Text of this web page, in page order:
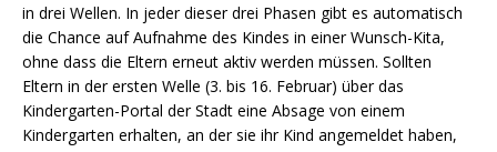
in drei Wellen. In jeder dieser drei Phasen gibt es automatisch
die Chance auf Aufnahme des Kindes in einer Wunsch-Kita,
ohne dass die Eltern erneut aktiv werden müssen. Sollten
Eltern in der ersten Welle (3. bis 16. Februar) über das
Kindergarten-Portal der Stadt eine Absage von einem
Kindergarten erhalten, an der sie ihr Kind angemeldet haben,